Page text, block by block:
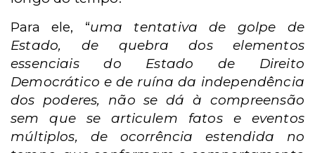
Para ele, “uma tentativa de golpe de
Estado, de quebra dos elementos
essenciais do Estado de Direito
Democrático e de ruína da independência
dos poderes, não se dá à compreensão
sem que se articulem fatos e eventos
múltiplos, de ocorrência estendida no